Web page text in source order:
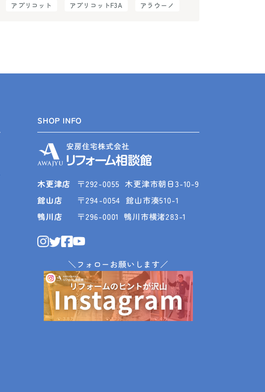
アプリコット アプリコットF3A アラウーノ
SHOP INFO
木更津店 〒292-0055 木更津市朝日3-10-9
館山店 〒294-0054 館山市湊510-1
鴨川店 〒296-0001 鴨川市横渚283-1
＼フォローお願いします／